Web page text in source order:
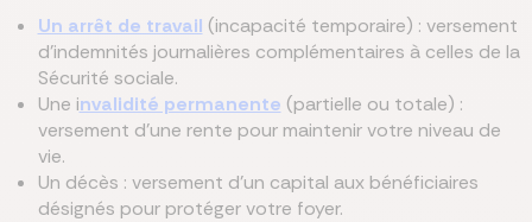
Un arrêt de travail (incapacité temporaire) : versement
d'indemnités journalières complémentaires à celles de la
Sécurité sociale.
Une invalidité permanente (partielle ou totale) :
versement d'une rente pour maintenir votre niveau de
vie.
Un décès : versement d'un capital aux bénéficiaires
désignés pour protéger votre foyer.